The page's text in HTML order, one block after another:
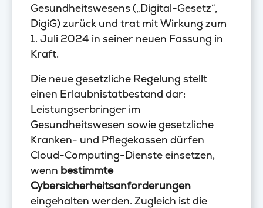
Gesundheitswesens („Digital-Gesetz“,
DigiG) zurück und trat mit Wirkung zum
1. Juli 2024 in seiner neuen Fassung in
Kraft.
Die neue gesetzliche Regelung stellt
einen Erlaubnistatbestand dar:
Leistungserbringer im
Gesundheitswesen sowie gesetzliche
Kranken- und Pflegekassen dürfen
Cloud-Computing-Dienste einsetzen,
wenn bestimmte
Cybersicherheitsanforderungen
eingehalten werden. Zugleich ist die